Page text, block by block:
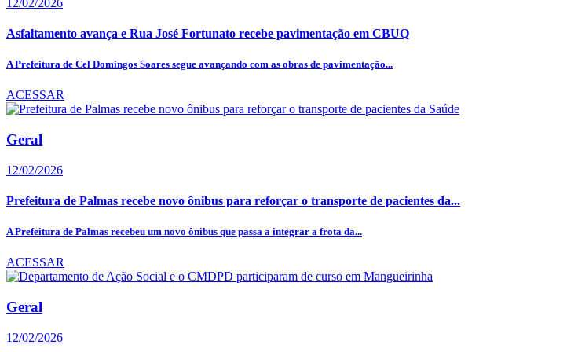
Asfaltamento avança e Rua José Fortunato recebe pavimentação em CBUQ
A Prefeitura de Cel Domingos Soares segue avançando com as obras de pavimentação...
ACESSAR
Geral
12/02/2026
Prefeitura de Palmas recebe novo ônibus para reforçar o transporte de pacientes da...
A Prefeitura de Palmas recebeu um novo ônibus que passa a integrar a frota da...
ACESSAR
Geral
12/02/2026